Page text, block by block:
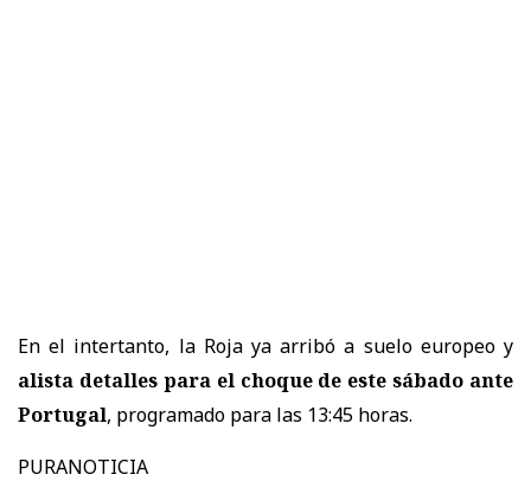
En el intertanto, la Roja ya arribó a suelo europeo y
alista detalles para el choque de este sábado ante
Portugal, programado para las 13:45 horas.
PURANOTICIA